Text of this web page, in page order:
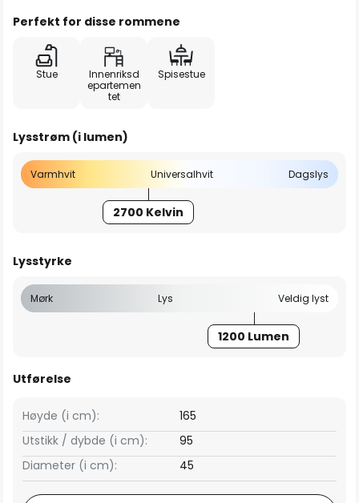
Perfekt for disse rommene
Stue
Innenriksd
epartemen
tet
Spisestue
Lysstrøm (i lumen)
Varmhvit Universalhvit Dagslys
2700 Kelvin
Lysstyrke
Mørk Lys Veldig lyst
1200 Lumen
Utførelse
Høyde (i cm):
165
Utstikk / dybde (i cm):
95
Diameter (i cm):
45